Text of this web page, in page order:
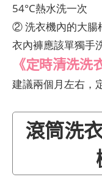
54°C熱水洗一次
② 洗衣機內的大腸
衣內褲應該單獨手
《定時清洗洗
建議兩個月左右，
滾筒洗